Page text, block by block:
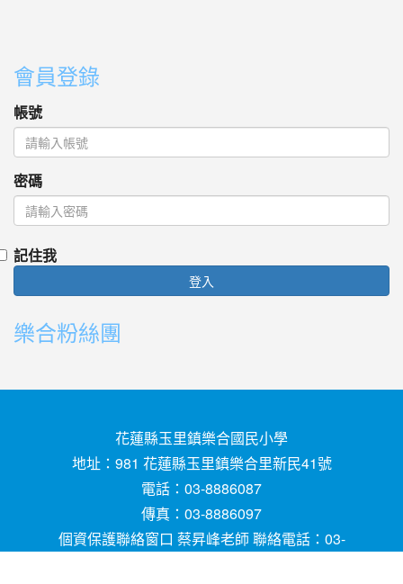
會員登錄
帳號
密碼
記住我
登入
樂合粉絲團
花蓮縣玉里鎮樂合國民小學
地址：981 花蓮縣玉里鎮樂合里新民41號
電話：03-8886087
傳真：03-8886097
個資保護聯絡窗口 蔡昇峰老師 聯絡電話：03-